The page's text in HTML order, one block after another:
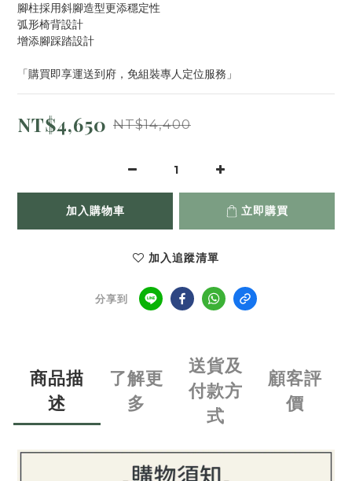
腳柱採用斜腳造型更添穩定性
弧形椅背設計
增添腳踩踏設計
「購買即享運送到府，免組裝專人定位服務」
NT$4,650 NT$14,400
加入購物車 立即購買
加入追蹤清單
分享到
商品描
述
了解更
多
送貨及
付款方
式
顧客評
價